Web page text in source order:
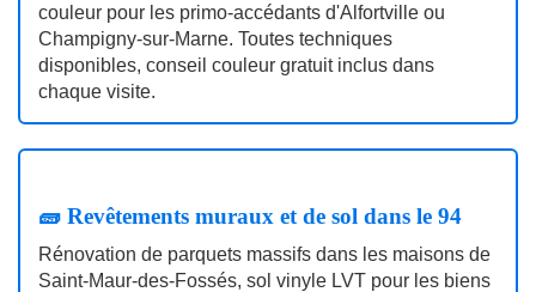
couleur pour les primo‑accédants d'Alfortville ou
Champigny‑sur‑Marne. Toutes techniques
disponibles, conseil couleur gratuit inclus dans
chaque visite.
🧱 Revêtements muraux et de sol dans le 94
Rénovation de parquets massifs dans les maisons de
Saint‑Maur‑des‑Fossés, sol vinyle LVT pour les biens